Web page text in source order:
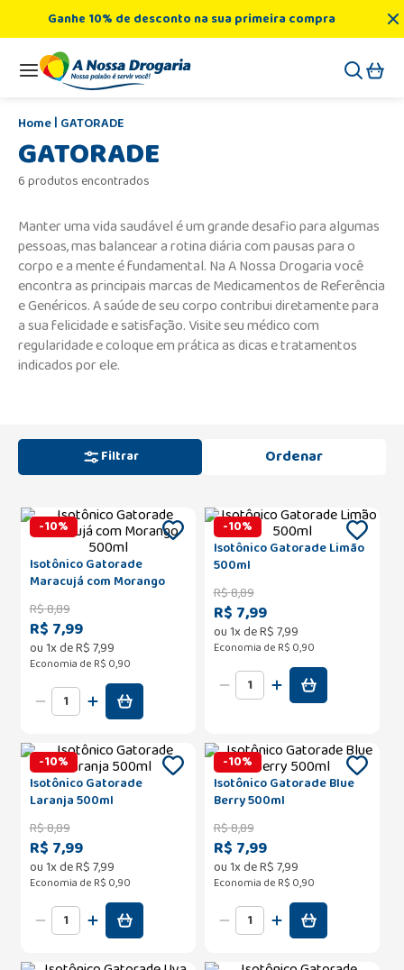
Ganhe 10% de desconto na sua primeira compra
GATORADE
GATORADE
6 produtos encontrados
Manter uma vida saudável é um grande desafio para algumas
pessoas, mas balancear a rotina diária com pausas para o
corpo e a mente é fundamental. Na A Nossa Drogaria você
encontra as principais marcas de Medicamentos de Referência
e Genéricos. A saúde de seu corpo contribui diretamente para
a sua felicidade e satisfação. Visite seu médico com
regularidade e coloque em prática as dicas e tratamentos
indicados por ele.
Filtrar
-10%
Isotônico Gatorade
Maracujá com Morango
500ml
R$8,89
R$ 7,99
ou1x deR$7,99
Economia de R$ 0,90
-10%
Isotônico Gatorade Limão
500ml
R$8,89
R$ 7,99
ou1x deR$7,99
Economia de R$ 0,90
-10%
Isotônico Gatorade
Laranja 500ml
R$8,89
R$ 7,99
ou1x deR$7,99
Economia de R$ 0,90
-10%
Isotônico Gatorade Blue
Berry 500ml
R$8,89
R$ 7,99
ou1x deR$7,99
Economia de R$ 0,90